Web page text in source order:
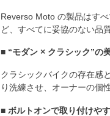
Reverso Moto の製品はす
ど、すべてに妥協のない品
■ “モダン × クラシック”の
クラシックバイクの存在感
り洗練させ、オーナーの個
■ ボルトオンで取り付けや